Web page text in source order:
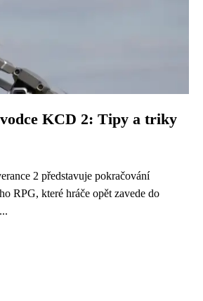
KCD 2: Tipy a triky
2 představuje pokračování
RPG, které hráče opět zavede do